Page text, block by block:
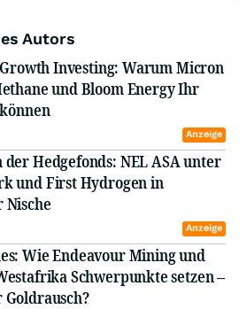
die Börsianer interessieren.
eine konzeptionelle Rolle:
3 Unternehmen
oder Trends werden
umfassen jeweils eine
als 3 Minuten.
Unterhaltung und viel Erfolg
Autors
Investing: Warum Micron
und Bloom Energy Ihr
Anzeige
Hedgefonds: NEL ASA unter
und First Hydrogen in
Anzeige
Wie Endeavour Mining und
Schwerpunkte setzen –
Goldrausch?